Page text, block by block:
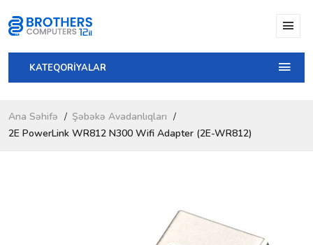
KATEQORİYALAR
Ana Səhifə
Şəbəkə Avadanlıqları
2E PowerLink WR812 N300 Wifi Adapter (2E-WR812)